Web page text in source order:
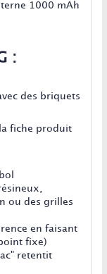
1000 mAh
:
des briquets
fiche produit
ou des grilles
en faisant
fixe)
retentit